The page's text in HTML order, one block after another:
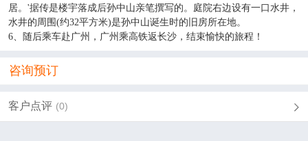
居。'据传是楼宇落成后孙中山亲笔撰写的。庭院右边设有一口水井，
水井的周围(约32平方米)是孙中山诞生时的旧房所在地。
6、随后乘车赴广州，广州乘高铁返长沙，结束愉快的旅程！
咨询预订
客户点评 (0)